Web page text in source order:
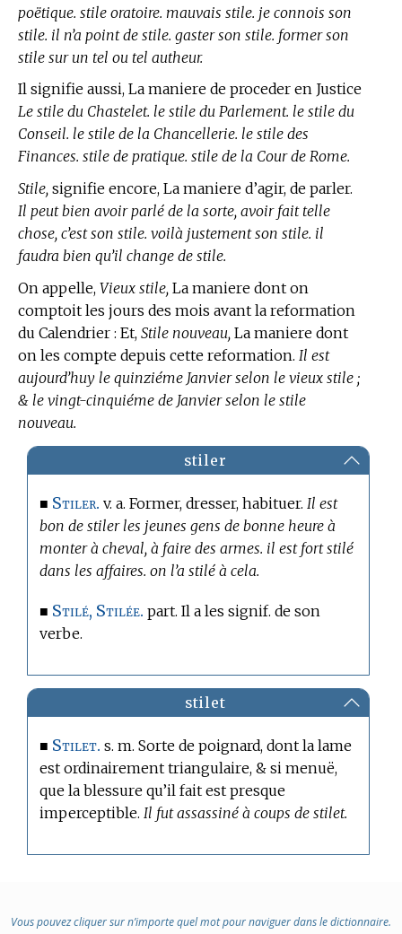
poëtique. stile oratoire. mauvais stile. je connois son
stile. il n’a point de stile. gaster son stile. former son
stile sur un tel ou tel autheur.
Il signifie aussi, La maniere de proceder en Justice
Le stile du Chastelet. le stile du Parlement. le stile du
Conseil. le stile de la Chancellerie. le stile des
Finances. stile de pratique. stile de la Cour de Rome.
Stile, signifie encore, La maniere d’agir, de parler.
Il peut bien avoir parlé de la sorte, avoir fait telle
chose, c’est son stile. voilà justement son stile. il
faudra bien qu’il change de stile.
On appelle, Vieux stile, La maniere dont on
comptoit les jours des mois avant la reformation
du Calendrier : Et, Stile nouveau, La maniere dont
on les compte depuis cette reformation. Il est
aujourd’huy le quinziéme Janvier selon le vieux stile ;
& le vingt-cinquiéme de Janvier selon le stile
nouveau.
stiler
■ Stiler. v. a. Former, dresser, habituer. Il est
bon de stiler les jeunes gens de bonne heure à
monter à cheval, à faire des armes. il est fort stilé
dans les affaires. on l’a stilé à cela.
■ Stilé, Stilée. part. Il a les signif. de son
verbe.
stilet
■ Stilet. s. m. Sorte de poignard, dont la lame
est ordinairement triangulaire, & si menuë,
que la blessure qu’il fait est presque
imperceptible. Il fut assassiné à coups de stilet.
Vous pouvez cliquer sur n’importe quel mot pour naviguer dans le dictionnaire.